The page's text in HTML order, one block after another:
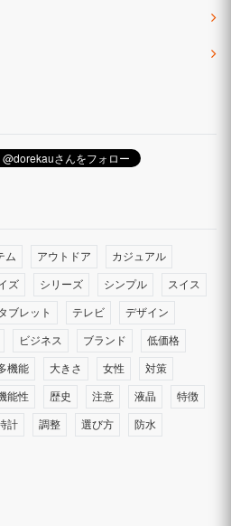
ム アウトドア カジュアル
ズ シリーズ シンプル スイス
ブレット テレビ デザイン
ビジネス ブランド 低価格
機能 大きさ 女性 対策
能性 歴史 注意 液晶 特徴
計 調整 選び方 防水